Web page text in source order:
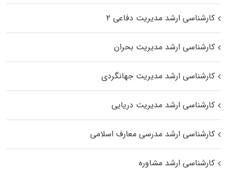
کارشناسی ارشد مدیریت دفاعی ۲
کارشناسی ارشد مدیریت بحران
کارشناسی ارشد مدیریت جهانگردی
کارشناسی ارشد مدیریت دریایی
کارشناسی ارشد مدرسی معارف اسلامی
کارشناسی ارشد مشاوره